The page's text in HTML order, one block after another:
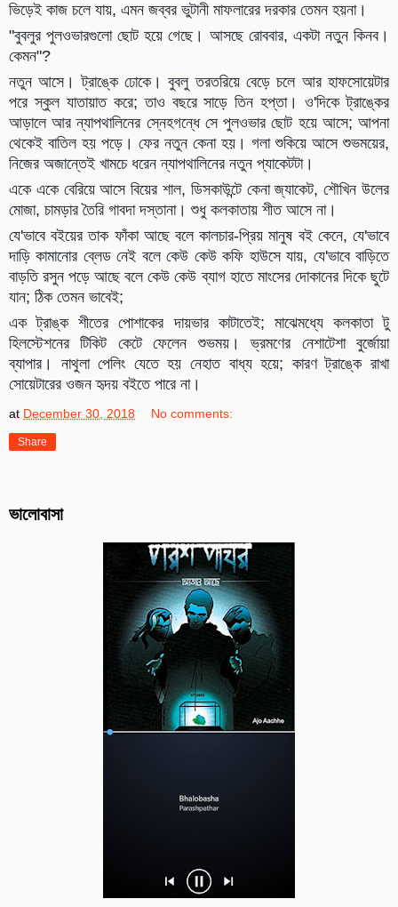
ভিড়েই কাজ চলে যায়, এমন জব্বর ভুটানী মাফলারের দরকার তেমন হয়না।
"বুবলুর পুলওভারগুলো ছোট হয়ে গেছে। আসছে রোববার, একটা নতুন কিনব।
কেমন"?
নতুন আসে। ট্রাঙ্কে ঢোকে। বুবলু তরতরিয়ে বেড়ে চলে আর হাফসোয়েটার
পরে স্কুল যাতায়াত করে; তাও বছরে সাড়ে তিন হপ্তা। ও'দিকে ট্রাঙ্কের
আড়ালে আর ন্যাপথালিনের স্নেহগন্ধে সে পুলওভার ছোট হয়ে আসে; আপনা
থেকেই বাতিল হয় পড়ে। ফের নতুন কেনা হয়। গলা শুকিয়ে আসে শুভময়ের,
নিজের অজান্তেই খামচে ধরেন ন্যাপথালিনের নতুন প্যাকেটটা।
একে একে বেরিয়ে আসে বিয়ের শাল, ডিসকাউন্টে কেনা জ্যাকেট, শৌখিন উলের
মোজা, চামড়ার তৈরি গাবদা দস্তানা। শুধু কলকাতায় শীত আসে না।
যে'ভাবে বইয়ের তাক ফাঁকা আছে বলে কালচার-প্রিয় মানুষ বই কেনে, যে'ভাবে
দাড়ি কামানোর ব্লেড নেই বলে কেউ কেউ কফি হাউসে যায়, যে'ভাবে বাড়িতে
বাড়তি রসুন পড়ে আছে বলে কেউ কেউ ব্যাগ হাতে মাংসের দোকানের দিকে ছুটে
যান; ঠিক তেমন ভাবেই;
এক ট্রাঙ্ক শীতের পোশাকের দায়ভার কাটাতেই; মাঝেমধ্যে কলকাতা টু
হিলস্টেশনের টিকিট কেটে ফেলেন শুভময়। ভ্রমণের নেশাটেশা বুর্জোয়া
ব্যাপার। নাথুলা পেলিং যেতে হয় নেহাত বাধ্য হয়ে; কারণ ট্রাঙ্কে রাখা
সোয়েটারের ওজন হৃদয় বইতে পারে না।
at December 30, 2018 No comments:
Share
ভালোবাসা